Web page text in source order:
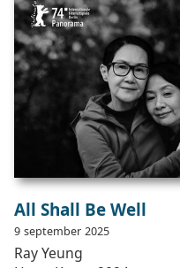
All Shall Be Well
9 september 2025
RayYeung